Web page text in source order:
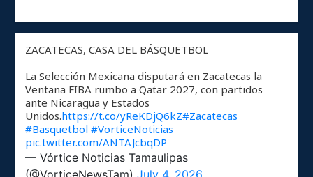
ZACATECAS, CASA DEL BÁSQUETBOL
La Selección Mexicana disputará en Zacatecas la
Ventana FIBA rumbo a Qatar 2027, con partidos
ante Nicaragua y Estados
Unidos.https://t.co/yReKDjQ6kZ#Zacatecas
#Basquetbol #VorticeNoticias
pic.twitter.com/ANTAJcbqDP
— Vórtice Noticias Tamaulipas